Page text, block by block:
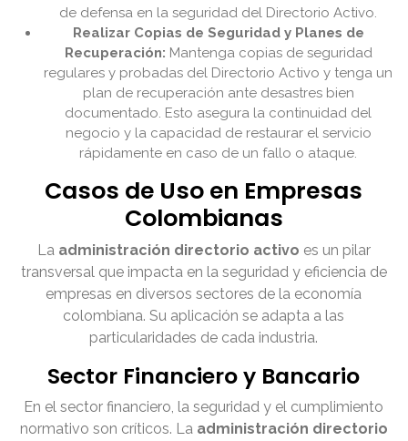
de defensa en la seguridad del Directorio Activo.
Realizar Copias de Seguridad y Planes de
Recuperación: Mantenga copias de seguridad
regulares y probadas del Directorio Activo y tenga un
plan de recuperación ante desastres bien
documentado. Esto asegura la continuidad del
negocio y la capacidad de restaurar el servicio
rápidamente en caso de un fallo o ataque.
Casos de Uso en Empresas
Colombianas
La administración directorio activo es un pilar
transversal que impacta en la seguridad y eficiencia de
empresas en diversos sectores de la economía
colombiana. Su aplicación se adapta a las
particularidades de cada industria.
Sector Financiero y Bancario
En el sector financiero, la seguridad y el cumplimiento
normativo son críticos. La administración directorio